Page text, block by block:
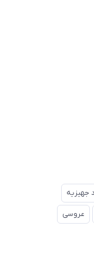
جهیزیه
عروسی